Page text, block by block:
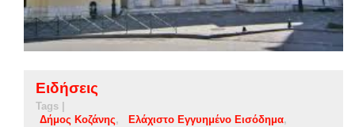
Ειδήσεις
Tags |
Δήμος Κοζάνης
Ελάχιστο Εγγυημένο Εισόδημα